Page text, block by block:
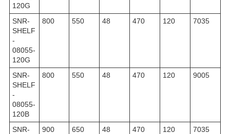
120G
SNR-
SHELF
-
08055-
120G
800 550 48 470 120 7035
SNR-
SHELF
-
08055-
120B
800 550 48 470 120 9005
SNR-
900 650 48 470 120 7035